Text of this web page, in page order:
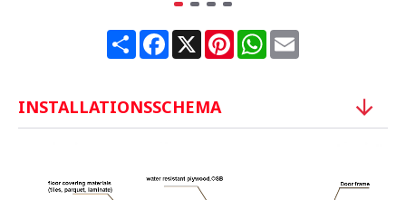
ShareFacebook
X PinterestWhatsApp
Email
INSTALLATIONSSCHEMA